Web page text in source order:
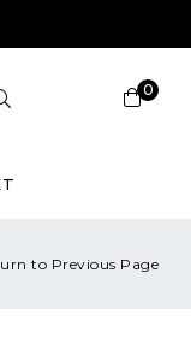
0
to Previous Page